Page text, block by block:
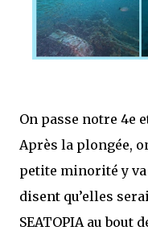
On passe notre 4e
Après la plongée,
petite minorité y
disent qu’elles
SEATOPIA au bout